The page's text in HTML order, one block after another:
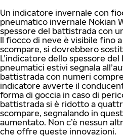
Un indicatore invernale con
pneumatico invernale Nokian
spessore del battistrada con
Il fiocco di neve è visibile fino
scompare, si dovrebbero
L’indicatore dello spessore
pneumatici estivi segnala
battistrada con numeri
indicatore avverte il
forma di goccia in caso di
battistrada si è ridotto a
scompare, segnalando in
aumentato. Non c’è nessun
che offre queste innovazioni.